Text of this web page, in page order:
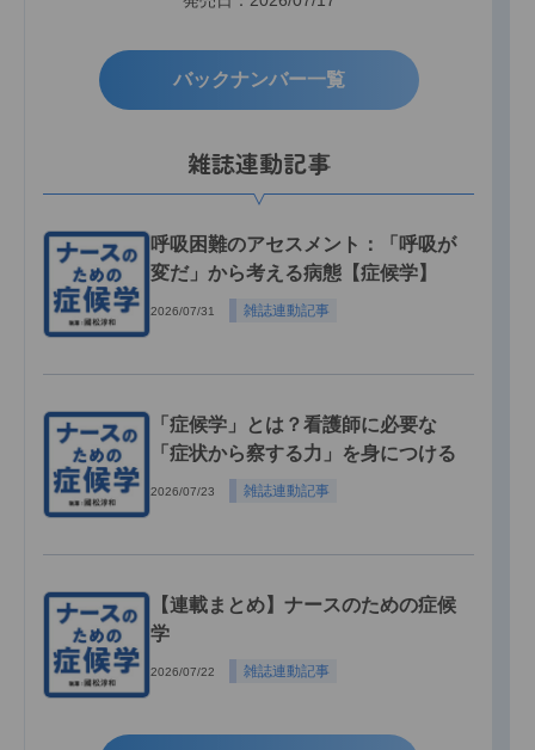
バックナンバー一覧
雑誌連動記事
呼吸困難のアセスメント：「呼吸が
変だ」から考える病態【症候学】
2026/07/31 雑誌連動記事
「症候学」とは？看護師に必要な
「症状から察する力」を身につける
2026/07/23 雑誌連動記事
【連載まとめ】ナースのための症候
学
2026/07/22 雑誌連動記事